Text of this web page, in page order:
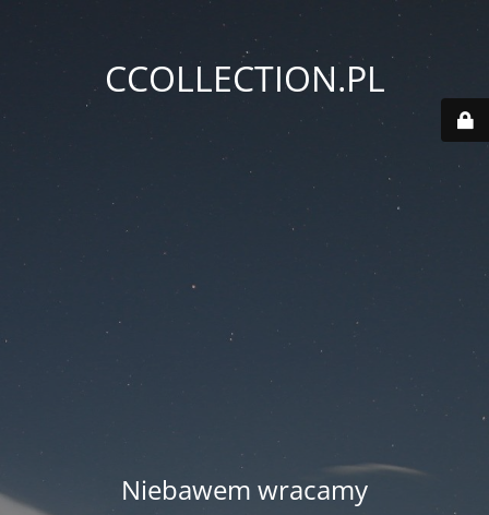
CCOLLECTION.PL
Niebawem wracamy